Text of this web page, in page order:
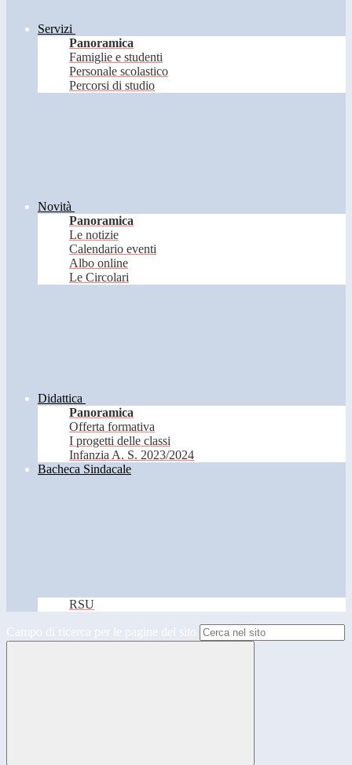
Servizi
Panoramica
Famiglie e studenti
Personale scolastico
Percorsi di studio
Novità
Panoramica
Le notizie
Calendario eventi
Albo online
Le Circolari
Didattica
Panoramica
Offerta formativa
I progetti delle classi
Infanzia A. S. 2023/2024
Bacheca Sindacale
RSU
Campo di ricerca per le pagine del sito